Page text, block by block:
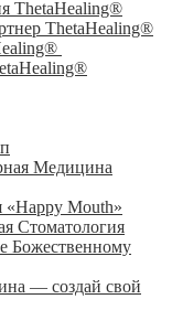
ThetaHealing®
ThetaHealing®
Медицина
«Happy Mouth»
Cтоматология
Божественному
— создай свой